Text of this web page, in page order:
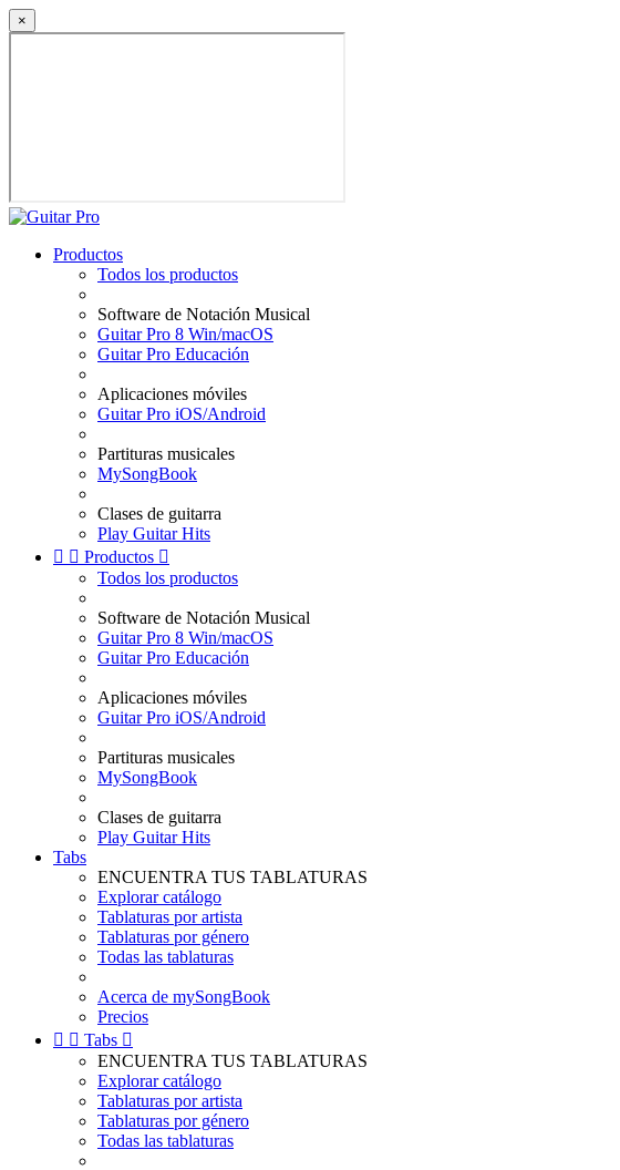
×
Productos
Todos los productos
Software de Notación Musical
Guitar Pro 8 Win/macOS
Guitar Pro Educación
Aplicaciones móviles
Guitar Pro iOS/Android
Partituras musicales
MySongBook
Clases de guitarra
Play Guitar Hits
  Productos 
Todos los productos
Software de Notación Musical
Guitar Pro 8 Win/macOS
Guitar Pro Educación
Aplicaciones móviles
Guitar Pro iOS/Android
Partituras musicales
MySongBook
Clases de guitarra
Play Guitar Hits
Tabs
ENCUENTRA TUS TABLATURAS
Explorar catálogo
Tablaturas por artista
Tablaturas por género
Todas las tablaturas
Acerca de mySongBook
Precios
  Tabs 
ENCUENTRA TUS TABLATURAS
Explorar catálogo
Tablaturas por artista
Tablaturas por género
Todas las tablaturas